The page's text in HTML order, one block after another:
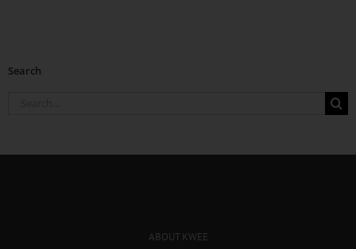
Search
ABOUT KWEE